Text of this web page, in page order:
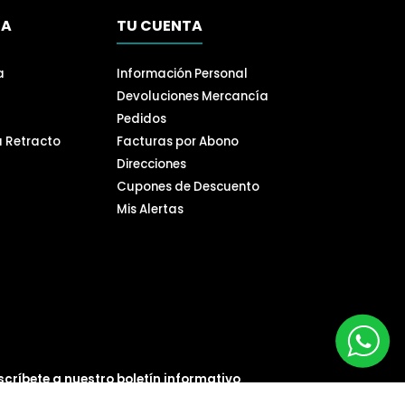
Retracto
TU CUENTA
Información Personal
Devoluciones Mercancía
Pedidos
Facturas por Abono
Direcciones
Cupones de Descuento
Mis Alertas
a nuestro boletín informativo